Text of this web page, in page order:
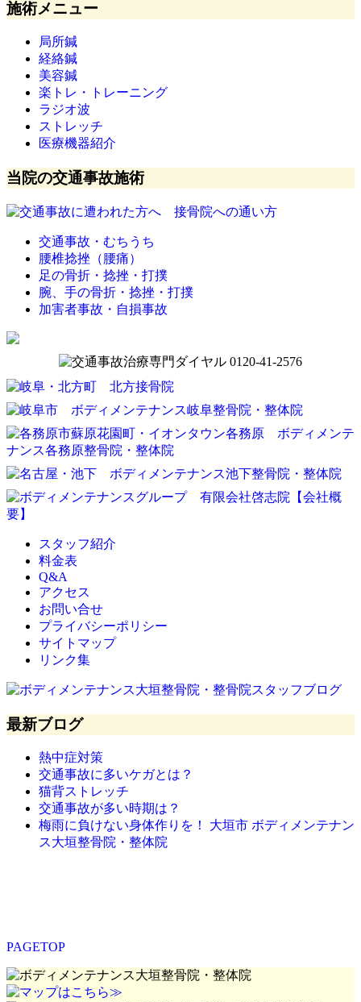
施術メニュー
局所鍼
経絡鍼
美容鍼
楽トレ・トレーニング
ラジオ波
ストレッチ
医療機器紹介
当院の交通事故施術
交通事故・むちうち
腰椎捻挫（腰痛）
足の骨折・捻挫・打撲
腕、手の骨折・捻挫・打撲
加害者事故・自損事故
スタッフ紹介
料金表
Q&A
アクセス
お問い合せ
プライバシーポリシー
サイトマップ
リンク集
最新ブログ
熱中症対策
交通事故に多いケガとは？
猫背ストレッチ
交通事故が多い時期は？
梅雨に負けない身体作りを！ 大垣市 ボディメンテナン
ス大垣整骨院・整体院
PAGETOP